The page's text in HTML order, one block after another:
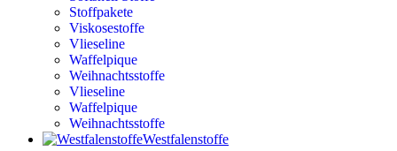
Stoffpakete
Viskosestoffe
Vlieseline
Waffelpique
Weihnachtsstoffe
Vlieseline
Waffelpique
Weihnachtsstoffe
Westfalenstoffe